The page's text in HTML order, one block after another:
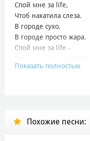
Спой мне за life,
Чтоб накатила слеза.
В городе сухо,
В городе просто жара.
Спой мне за life -
Спой мне о том,
Что пела мама моя.
Показать полностью
Похожие песни: